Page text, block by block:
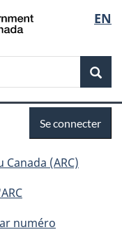
de
la
EN
Se connecter
(ARC)
numéro